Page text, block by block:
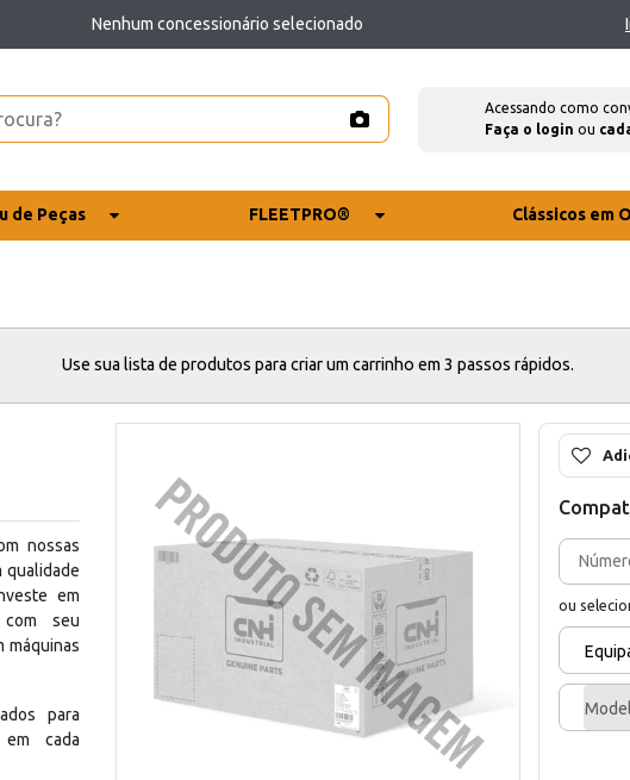
Nenhum concessionário selecionado
Acessando como
Faça o login ou
de Peças FLEETPRO® Clássicos em
Use sua lista de produtos para criar um carrinho em 3 passos rápidos.
nossas
qualidade
em
com seu
máquinas
para
em cada
ou